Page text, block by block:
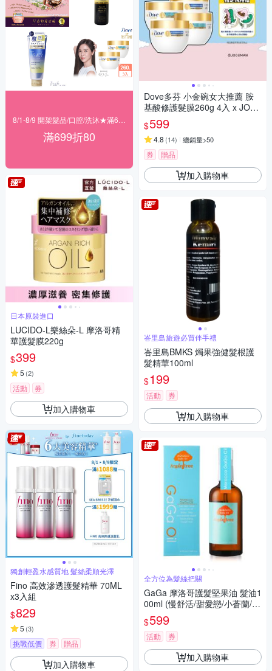
滿699折80
日本原裝進口
LUCIDO-L樂絲朵-L 摩洛哥精
華護髮膜220g
$399
5 (2)
活動 券
加入購物車
獨創輕盈水感質地 髮絲柔順光澤
Fino 高效滲透護髮精華 70ML
x3入組
$829
5 (3)
挑戰低價 券 贈品
加入購物車
Dove多芬 小金碗女大推薦 胺
基酸修護髮膜260g 4入 x JOG
UMAN 手機背帶2入 (含贈品共
6件組)
$599
4.8 (14) 總銷量>50
券 贈品
加入購物車
峇里島旅遊必買伴手禮
峇里島BMKS 燭果強健髮根護
髮精華100ml
$199
活動 券
加入購物車
全方位為髮絲把關
GaGa 摩洛哥護髮堅果油 髮油1
00ml (慢舒活/甜愛戀/小蒼蘭/輕
浪漫)
$599
活動 券
加入購物車